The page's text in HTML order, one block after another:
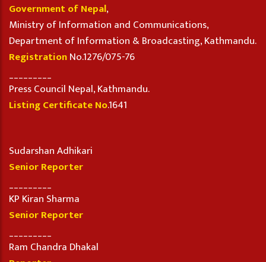
Government of Nepal,
Ministry of Information and Communications,
Department of Information & Broadcasting, Kathmandu.
RegistrationNo.1276/075-76
Press Council Nepal, Kathmandu.
Listing Certificate No.1641
Sudarshan Adhikari
Senior Reporter
KP Kiran Sharma
Senior Reporter
Ram Chandra Dhakal